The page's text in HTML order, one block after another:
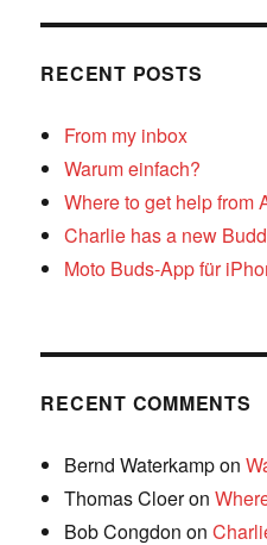
RECENT POSTS
From my inbox
Warum einfach?
Where to get help from
Charlie has a new
Moto Buds-App für
RECENT COMMENTS
Bernd Waterkampon
Thomas Cloeron
Bob Congdon on